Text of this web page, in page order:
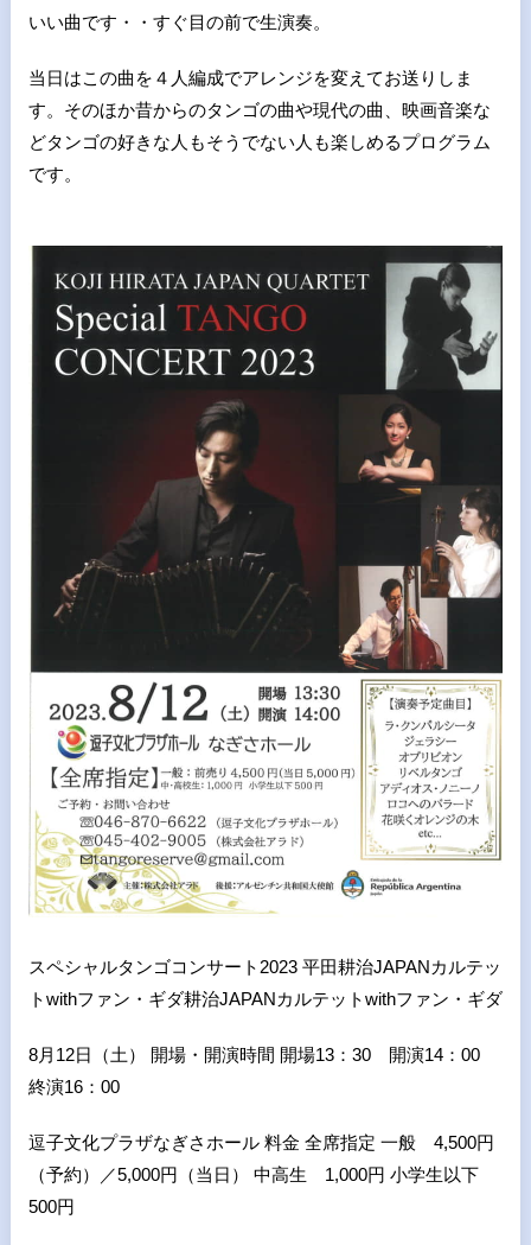
いい曲です・・すぐ目の前で生演奏。
当日はこの曲を４人編成でアレンジを変えてお送りしま
す。そのほか昔からのタンゴの曲や現代の曲、映画音楽な
どタンゴの好きな人もそうでない人も楽しめるプログラム
です。
スペシャルタンゴコンサート2023 平田耕治JAPANカルテッ
トwithファン・ギダ耕治JAPANカルテットwithファン・ギダ
8月12日（土） 開場・開演時間 開場13：30 開演14：00
終演16：00
逗子文化プラザなぎさホール 料金 全席指定 一般 4,500円
（予約）／5,000円（当日） 中高生 1,000円 小学生以下
500円